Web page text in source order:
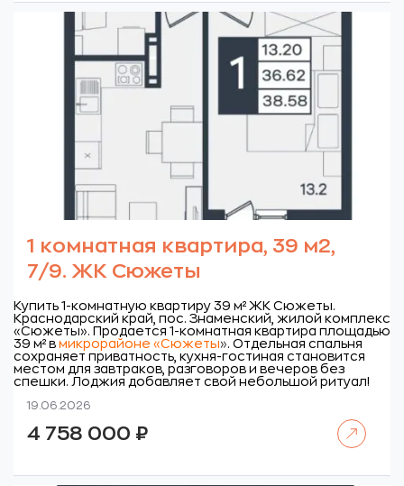
1 комнатная квартира, 39 м2,
7/9. ЖК Сюжеты
Купить 1-комнатную квартиру 39 м² ЖК Сюжеты.
Краснодарский край, пос. Знаменский, жилой комплекс
«Сюжеты». Продается 1-комнатная квартира площадью
39 м² в микрорайоне «Сюжеты». Отдельная спальня
сохраняет приватность, кухня-гостиная становится
местом для завтраков, разговоров и вечеров без
спешки. Лоджия добавляет свой небольшой ритуал!
19.06.2026
4 758 000 ₽